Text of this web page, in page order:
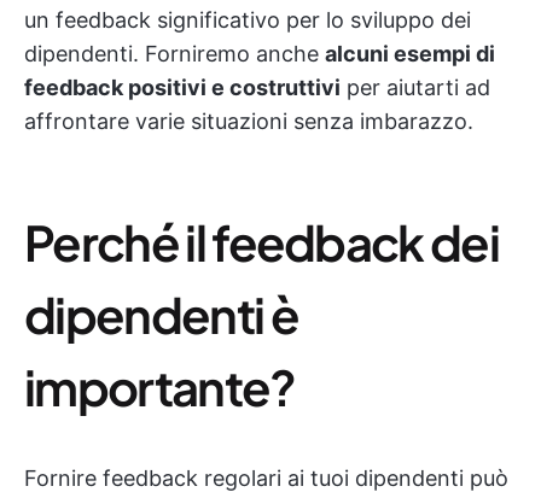
un feedback significativo per lo sviluppo dei
dipendenti. Forniremo anche alcuni esempi di
feedback positivi e costruttivi per aiutarti ad
affrontare varie situazioni senza imbarazzo.
Perché il feedback dei
dipendenti è
importante?
Fornire feedback regolari ai tuoi dipendenti può